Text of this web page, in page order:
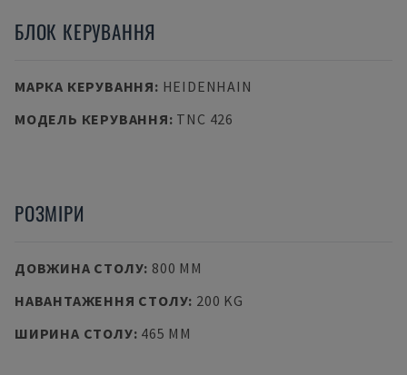
БЛОК КЕРУВАННЯ
МАРКА КЕРУВАННЯ: HEIDENHAIN
МОДЕЛЬ КЕРУВАННЯ: TNC 426
РОЗМІРИ
ДОВЖИНА СТОЛУ: 800 MM
НАВАНТАЖЕННЯ СТОЛУ: 200 KG
ШИРИНА СТОЛУ: 465 MM